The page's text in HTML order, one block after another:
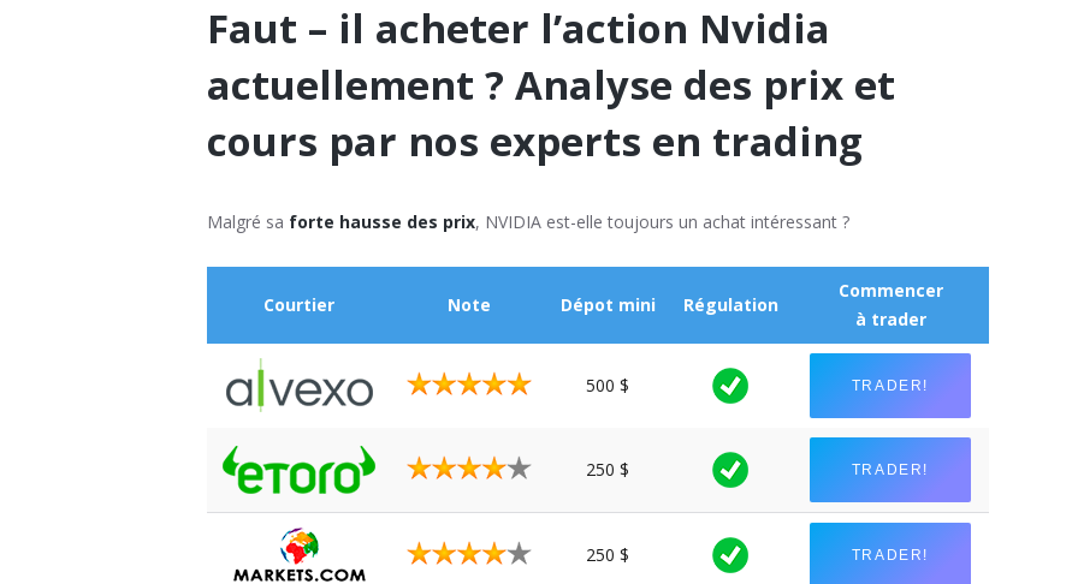
Faut – il acheter l’action Nvidia
actuellement ? Analyse des prix et
cours par nos experts en trading
Malgré sa forte hausse des prix, NVIDIA est-elle toujours un achat intéressant ?
Courtier Note Dépot mini Régulation
Commencer
à trader
500 $ TRADER!
250 $ TRADER!
250 $ TRADER!